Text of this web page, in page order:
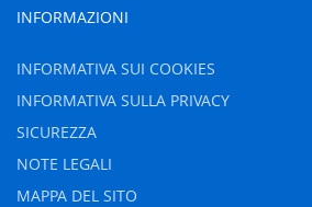
INFORMAZIONI
INFORMATIVA SUI COOKIES
INFORMATIVA SULLA PRIVACY
SICUREZZA
NOTE LEGALI
MAPPA DEL SITO